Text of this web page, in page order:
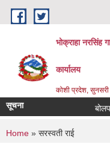
Skip to main content
भोक्राहा नरसिंह
कार्यालय
कोशी प्रदेश,
सूचना
You are here
Home » सरस्वती राई